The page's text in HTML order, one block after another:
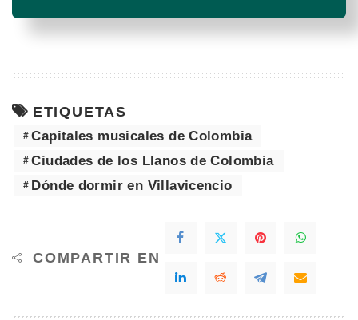
ETIQUETAS
Capitales musicales de Colombia
Ciudades de los Llanos de Colombia
Dónde dormir en Villavicencio
COMPARTIR EN